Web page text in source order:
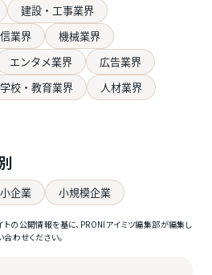
建設・工事業界
業界
機械業界
エンタメ業界
広告業界
学校・教育業界
人材業界
企業 小規模企業
の公開情報を基に、PRONIアイミツ編集部が編集し
わせください。